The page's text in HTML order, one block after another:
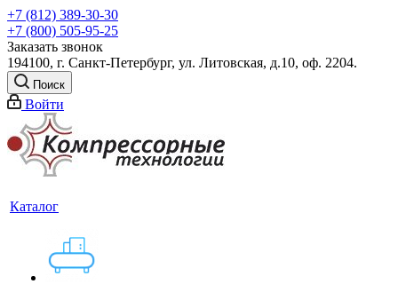
+7 (812) 389-30-30
+7 (800) 505-95-25
Заказать звонок
194100, г. Санкт-Петербург, ул. Литовская, д.10, оф. 2204.
Поиск
Войти
Каталог